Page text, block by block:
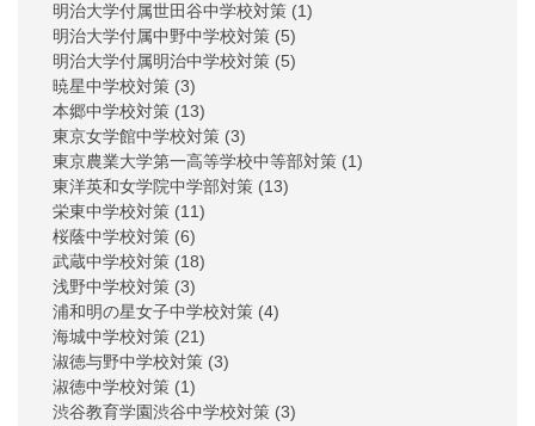
明治大学付属世田谷中学校対策 (1)
明治大学付属中野中学校対策 (5)
明治大学付属明治中学校対策 (5)
暁星中学校対策 (3)
本郷中学校対策 (13)
東京女学館中学校対策 (3)
東京農業大学第一高等学校中等部対策 (1)
東洋英和女学院中学部対策 (13)
栄東中学校対策 (11)
桜蔭中学校対策 (6)
武蔵中学校対策 (18)
浅野中学校対策 (3)
浦和明の星女子中学校対策 (4)
海城中学校対策 (21)
淑徳与野中学校対策 (3)
淑徳中学校対策 (1)
渋谷教育学園渋谷中学校対策 (3)